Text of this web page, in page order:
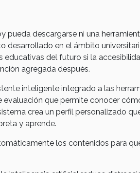
pueda descargarse ni una
desarrollado en el ámbito
del futuro si la
agregada después.
inteligente integrado a las
evaluación que permite conocer
crea un perfil personalizado
y aprende.
los contenidos para